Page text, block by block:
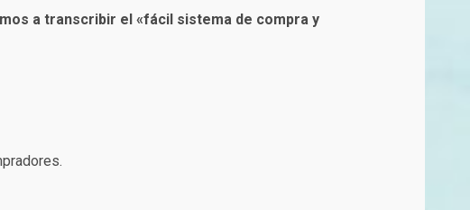
a transcribir el «fácil sistema de compra y